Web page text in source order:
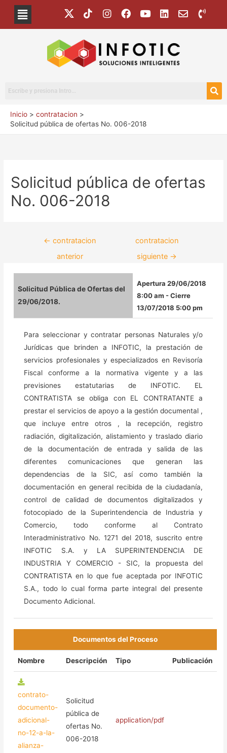
Inicio
contratacion
Solicitud pública de ofertas No. 006-2018
Solicitud pública de ofertas
No. 006-2018
← contratacion
anterior
contratacion
siguiente →
Solicitud Pública de Ofertas del
29/06/2018.
Apertura 29/06/2018
8:00 am - Cierre
13/07/2018 5:00 pm
Para seleccionar y contratar personas Naturales y/o
Jurídicas que brinden a INFOTIC, la prestación de
servicios profesionales y especializados en Revisoría
Fiscal conforme a la normativa vigente y a las
previsiones estatutarias de INFOTIC. EL
CONTRATISTA se obliga con EL CONTRATANTE a
prestar el servicios de apoyo a la gestión documental ,
que incluye entre otros , la recepción, registro
radiación, digitalización, alistamiento y traslado diario
de la documentación de entrada y salida de las
diferentes comunicaciones que generan las
dependencias de la SIC, así como también la
documentación en general recibida de la ciudadanía,
control de calidad de documentos digitalizados y
fotocopiado de la Superintendencia de Industria y
Comercio, todo conforme al Contrato
Interadministrativo No. 1271 del 2018, suscrito entre
INFOTIC S.A. y LA SUPERINTENDENCIA DE
INDUSTRIA Y COMERCIO - SIC, la propuesta del
CONTRATISTA en lo que fue aceptada por INFOTIC
S.A., todo lo cual forma parte integral del presente
Documento Adicional.
Documentos del Proceso
Nombre Descripción Tipo Publicación
contrato-
documento-
adicional-
no-12-a-la-
alianza-
Solicitud
pública de
ofertas No.
006-2018
application/pdf